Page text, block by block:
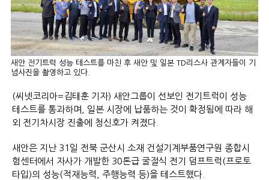
새안 전기트럭 성능 테스트를 마친 후 새안 및 일본 TD리스사 관계자들이 기
념사진을 촬영하고 있다.
(씨넷코리아=김태훈 기자) 새안그룹이 선보인 전기트럭이 성능
테스트를 통과하며, 일본 시장에 납품하는 것이 확정됨에 따라 해
외 전기차시장 진출에 청신호가 켜졌다.
새안은 지난 31일 전북 군산시 소재 건설기계부품연구원 종합시
험센터에서 자사가 개발한 30톤급 굴절식 전기 덤프트럭(프로토
타입)의 성능(적재능력, 주행능력 등)을 테스트했다.